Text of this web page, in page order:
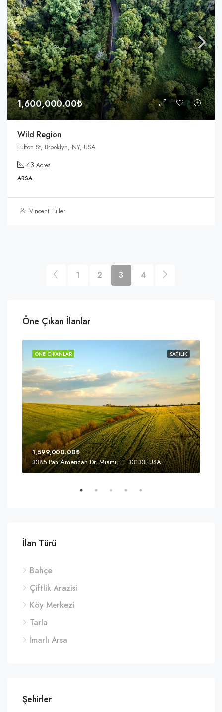
1,600,000.00₺
Wild Region
Fulton St, Brooklyn, NY, USA
43 Acres
ARSA
Vincent Fuller
1 2 3 4
Öne Çıkan İlanlar
SATILIK
ÖNE ÇIKANLAR
1,599,000.00₺
3385 Pan American Dr, Miami, FL 33133, USA
İlan Türü
Bahçe
Çiftlik Arazisi
Köy Merkezi
Tarla
İmarlı Arsa
Şehirler